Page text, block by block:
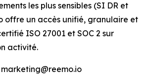
les plus sensibles (SI DR et
offre un accès unifié, granulaire et
ISO 27001 et SOC 2 sur
activité.
marketing@reemo.io